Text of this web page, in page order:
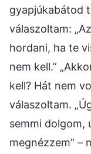
gyapjúkabátod
válaszoltam:
hordani, ha te
nem kell.”
kell? Hát nem
válaszoltam.
semmi dolgom,
megnézzem” –